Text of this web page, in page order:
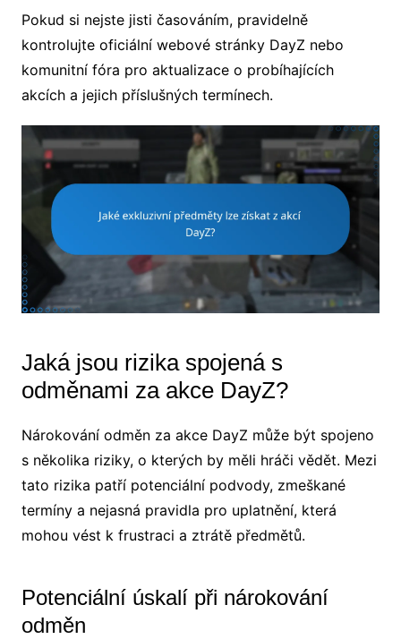
Pokud si nejste jisti časováním, pravidelně
kontrolujte oficiální webové stránky DayZ nebo
komunitní fóra pro aktualizace o probíhajících
akcích a jejich příslušných termínech.
Jaká jsou rizika spojená s
odměnami za akce DayZ?
Nárokování odměn za akce DayZ může být spojeno
s několika riziky, o kterých by měli hráči vědět. Mezi
tato rizika patří potenciální podvody, zmeškané
termíny a nejasná pravidla pro uplatnění, která
mohou vést k frustraci a ztrátě předmětů.
Potenciální úskalí při nárokování
odměn